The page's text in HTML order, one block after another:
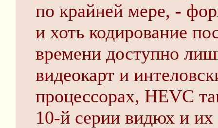
по крайней мере, -
и хоть кодирование
времени доступно
видеокарт и
процессорах, HEVC
10-й серии видюх и их